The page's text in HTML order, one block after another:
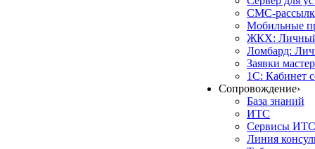
СМС-
Мобильные
ЖКХ: Личный
Ломбард:
Заявки
1С: Кабинет
Сопровождение›
База знаний
ИТС
Сервисы ИТС
Линия